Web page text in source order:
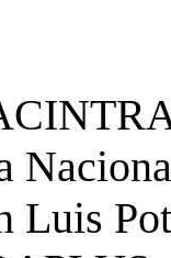
Luis